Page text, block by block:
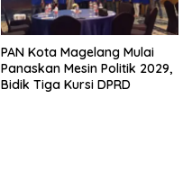
PAN Kota Magelang Mulai
Panaskan Mesin Politik 2029,
Bidik Tiga Kursi DPRD